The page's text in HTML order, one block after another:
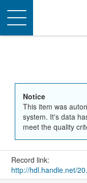
Toggle
navigation
Notice
This item was
system. It's data
meet the quality
Record link:
http://hdl.handle.net/